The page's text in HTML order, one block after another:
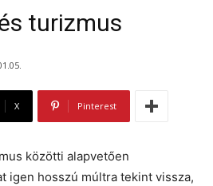
turizmus
X Pinterest
közötti alapvetően
igen hosszú múltra tekint vissza,